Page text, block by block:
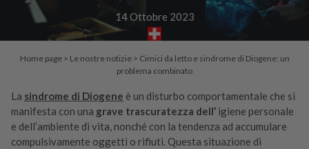
14 Ottobre 2023
Home page> Le nostre notizie> Cimici da letto e sindrome di Diogene: un
problema combinato
La sindrome di Diogene è un disturbo comportamentale che si
manifesta con una grave trascuratezza dell’ igiene personale
e dell’ambiente di vita, nonché con la tendenza ad accumulare
compulsivamente oggetti o rifiuti. Questa situazione di